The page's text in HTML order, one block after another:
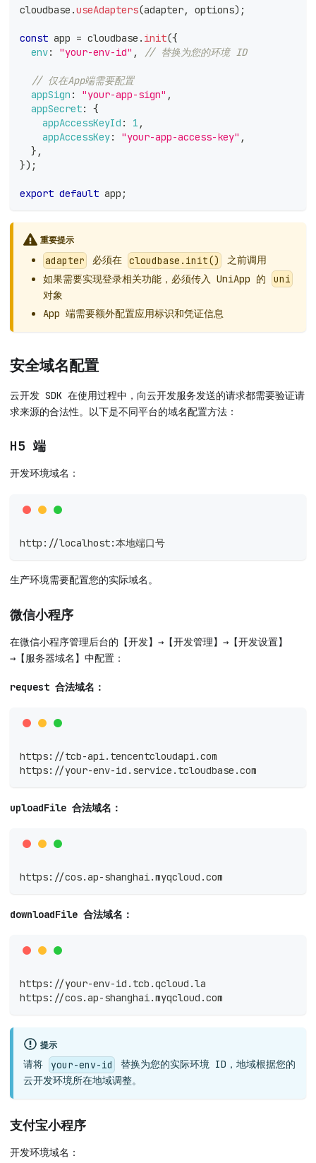
cloudbase .useAdapters(adapter, options) ;
const app = cloudbase . init({
env: "your-env-id" , // 替换为您的环境 ID
// 仅在App端需要配置
appSign : "your-app-sign" ,
appSecret:
{
appAccessKeyId : 1 ,
appAccessKey: "your-app-access-key" ,
} ,
}) ;
export default app ;
重要提示
adapter 必须在 cloudbase.init()
之前调用
如果需要实现登录相关功能，必须传入 UniApp 的
uni
对象
App 端需要额外配置应用标识和凭证信息
安全域名配置
云开发 SDK 在使用过程中，向云开发服务发送的请求都需要验证请
求来源的合法性。以下是不同平台的域名配置方法：
H5 端
开发环境域名：
http://localhost:本地端口号
生产环境需要配置您的实际域名。
微信小程序
在微信小程序管理后台的【开发】→【开发管理】→【开发设置】
→【服务器域名】中配置：
request 合法域名：
https://tcb-api.tencentcloudapi.com
https://your-env-id.service.tcloudbase.com
uploadFile 合法域名：
https://cos.ap-shanghai.myqcloud.com
downloadFile 合法域名：
https://your-env-id.tcb.qcloud.la
https://cos.ap-shanghai.myqcloud.com
提示
请将 your-env-id
替换为您的实际环境 ID，地域根据您的
云开发环境所在地域调整。
支付宝小程序
开发环境域名：